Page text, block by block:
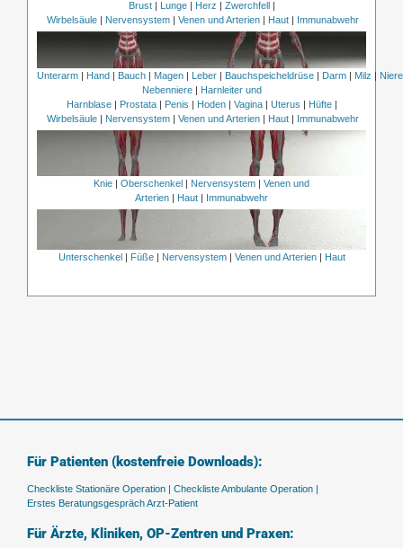
Brust| Lunge| Herz Zwerchfell
Wirbelsäule
Nervensystem Venen und Arterien Haut Immunabwehr
Unterarm| Hand Bauch| Magen| Leber| Bauchspeicheldrüse| Darm| Milz
Nebenniere|
Harnleiter und
Harnblase| Prostata| Penis Hoden| Vagina| Uterus Hüfte|
Wirbelsäule
Nervensystem Venen und Arterien Haut Immunabwehr
Knie | Oberschenkel | Nervensystem | Venen und
Arterien | Haut | Immunabwehr
Unterschenkel| Füße| Nervensystem| Venen und Arterien| Haut
Für Patienten (kostenfreie Downloads):
Checkliste Stationäre Operation | Checkliste Ambulante Operation |
Erstes Beratungsgespräch Arzt-Patient
Für Ärzte, Kliniken, OP-Zentren und Praxen: